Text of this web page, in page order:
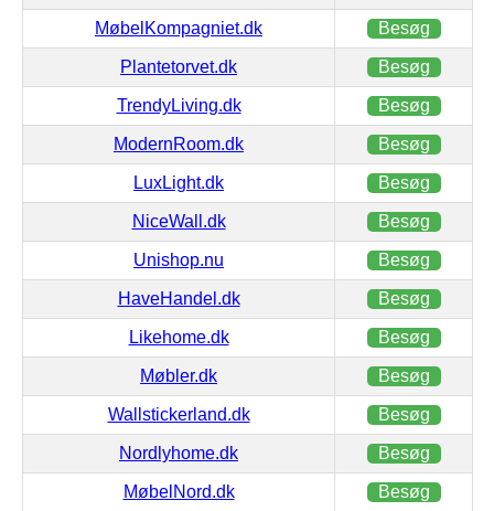
MøbelKompagniet.dk Besøg
Plantetorvet.dk Besøg
TrendyLiving.dk Besøg
ModernRoom.dk Besøg
LuxLight.dk Besøg
NiceWall.dk Besøg
Unishop.nu Besøg
HaveHandel.dk Besøg
Likehome.dk Besøg
Møbler.dk Besøg
Wallstickerland.dk Besøg
Nordlyhome.dk Besøg
MøbelNord.dk Besøg